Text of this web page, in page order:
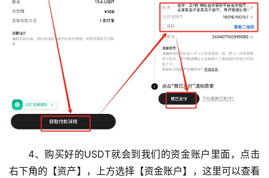
4、购买好的USDT就会到我们的资金账户里面，点击
右下角的【资产】，上方选择【资金账户】，这里可以查看